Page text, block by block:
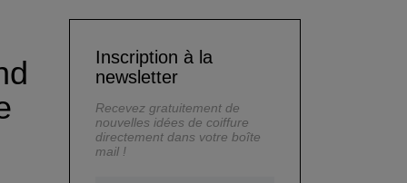
Inscription à la
newsletter
Recevez gratuitement de
nouvelles idées de coiffure
directement dans votre boîte
mail !